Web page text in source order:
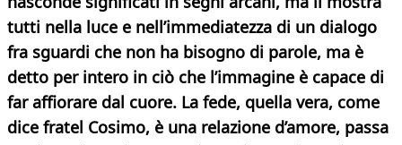
tutti nella luce e nell’immediatezza di un dialogo
fra sguardi che non ha bisogno di parole, ma è
detto per intero in ciò che l’immagine è capace di
far affiorare dal cuore. La fede, quella vera, come
dice fratel Cosimo, è una relazione d’amore, passa